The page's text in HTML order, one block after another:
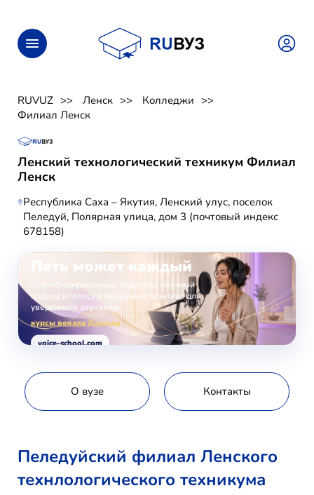
RUVUZ Ленск
Колледжи
Филиал Ленск
Ленский технологический техникум Филиал
Ленск
Республика Саха – Якутия, Ленский улус, поселок
Пеледуй, Полярная улица, дом 3 (почтовый индекс
678158)
ОНЛАЙН-ЗАНЯТИЯ ВОКАЛОМ
Петь может каждый
Сертифицированные педагоги, научный
подход к голосу и бережная практика для
уверенного звучания.
курсы вокала Джидда
voice-school.com
О вузе Контакты
Пеледуйский филиал Ленского
технлологического техникума